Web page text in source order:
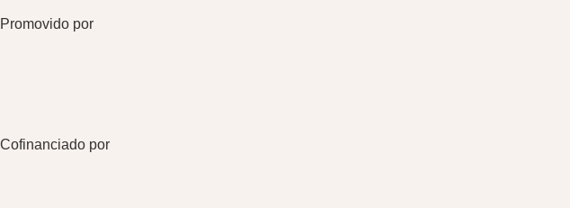
Promovido por
Cofinanciado por